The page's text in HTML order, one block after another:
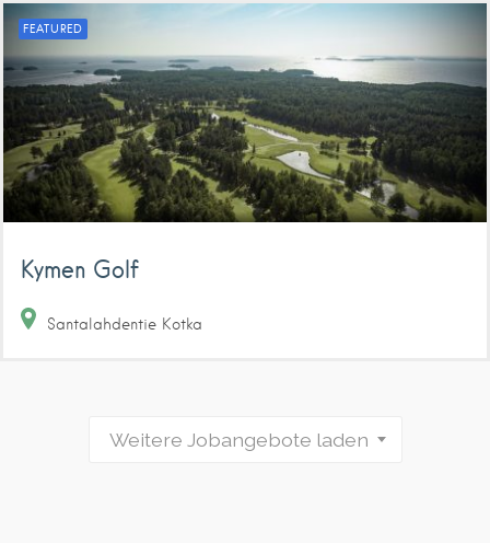
FEATURED
Kymen Golf
Santalahdentie Kotka
Weitere Jobangebote laden